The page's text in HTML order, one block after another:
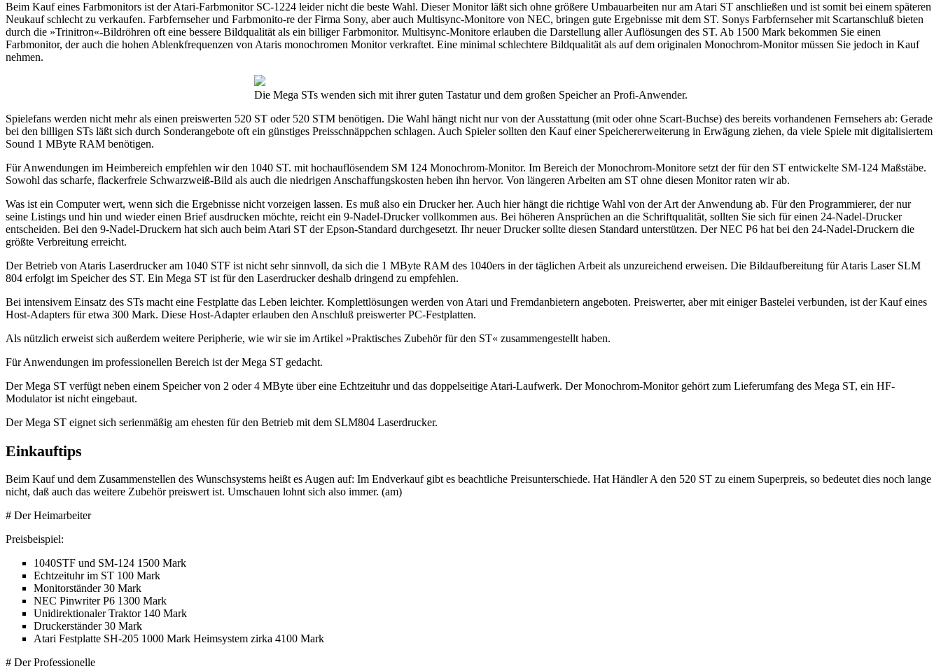
Beim Kauf eines Farbmonitors ist der Atari-Farbmonitor SC-1224 leider nicht die beste Wahl. Dieser Monitor läßt sich ohne größere Umbauarbeiten nur am Atari ST anschließen und ist somit bei einem späteren
Neukauf schlecht zu verkaufen. Farbfernseher und Farbmonito-re der Firma Sony, aber auch Multisync-Monitore von NEC, bringen gute Ergebnisse mit dem ST. Sonys Farbfernseher mit Scartanschluß bieten
durch die »Trinitron«-Bildröhren oft eine bessere Bildqualität als ein billiger Farbmonitor. Multisync-Monitore erlauben die Darstellung aller Auflösungen des ST. Ab 1500 Mark bekommen Sie einen
Farbmonitor, der auch die hohen Ablenkfrequenzen von Ataris monochromen Monitor verkraftet. Eine minimal schlechtere Bildqualität als auf dem originalen Monochrom-Monitor müssen Sie jedoch in Kauf
nehmen.
Die Mega STs wenden sich mit ihrer guten Tastatur und dem großen Speicher an Profi-Anwender.
Spielefans werden nicht mehr als einen preiswerten 520 ST oder 520 STM benötigen. Die Wahl hängt nicht nur von der Ausstattung (mit oder ohne Scart-Buchse) des bereits vorhandenen Fernsehers ab: Gerade
bei den billigen STs läßt sich durch Sonderangebote oft ein günstiges Preisschnäppchen schlagen. Auch Spieler sollten den Kauf einer Speichererweiterung in Erwägung ziehen, da viele Spiele mit digitalisiertem
Sound 1 MByte RAM benötigen.
Für Anwendungen im Heimbereich empfehlen wir den 1040 ST. mit hochauflösendem SM 124 Monochrom-Monitor. Im Bereich der Monochrom-Monitore setzt der für den ST entwickelte SM-124 Maßstäbe.
Sowohl das scharfe, flackerfreie Schwarzweiß-Bild als auch die niedrigen Anschaffungskosten heben ihn hervor. Von längeren Arbeiten am ST ohne diesen Monitor raten wir ab.
Was ist ein Computer wert, wenn sich die Ergebnisse nicht vorzeigen lassen. Es muß also ein Drucker her. Auch hier hängt die richtige Wahl von der Art der Anwendung ab. Für den Programmierer, der nur
seine Listings und hin und wieder einen Brief ausdrucken möchte, reicht ein 9-Nadel-Drucker vollkommen aus. Bei höheren Ansprüchen an die Schriftqualität, sollten Sie sich für einen 24-Nadel-Drucker
entscheiden. Bei den 9-Nadel-Druckern hat sich auch beim Atari ST der Epson-Standard durchgesetzt. Ihr neuer Drucker sollte diesen Standard unterstützen. Der NEC P6 hat bei den 24-Nadel-Druckern die
größte Verbreitung erreicht.
Der Betrieb von Ataris Laserdrucker am 1040 STF ist nicht sehr sinnvoll, da sich die 1 MByte RAM des 1040ers in der täglichen Arbeit als unzureichend erweisen. Die Bildaufbereitung für Ataris Laser SLM
804 erfolgt im Speicher des ST. Ein Mega ST ist für den Laserdrucker deshalb dringend zu empfehlen.
Bei intensivem Einsatz des STs macht eine Festplatte das Leben leichter. Komplettlösungen werden von Atari und Fremdanbietern angeboten. Preiswerter, aber mit einiger Bastelei verbunden, ist der Kauf eines
Host-Adapters für etwa 300 Mark. Diese Host-Adapter erlauben den Anschluß preiswerter PC-Festplatten.
Als nützlich erweist sich außerdem weitere Peripherie, wie wir sie im Artikel »Praktisches Zubehör für den ST« zusammengestellt haben.
Für Anwendungen im professionellen Bereich ist der Mega ST gedacht.
Der Mega ST verfügt neben einem Speicher von 2 oder 4 MByte über eine Echtzeituhr und das doppelseitige Atari-Laufwerk. Der Monochrom-Monitor gehört zum Lieferumfang des Mega ST, ein HF-
Modulator ist nicht eingebaut.
Der Mega ST eignet sich serienmäßig am ehesten für den Betrieb mit dem SLM804 Laserdrucker.
Einkauftips
Beim Kauf und dem Zusammenstellen des Wunschsystems heißt es Augen auf: Im Endverkauf gibt es beachtliche Preisunterschiede. Hat Händler A den 520 ST zu einem Superpreis, so bedeutet dies noch lange
nicht, daß auch das weitere Zubehör preiswert ist. Umschauen lohnt sich also immer. (am)
# Der Heimarbeiter
Preisbeispiel:
1040STF und SM-124 1500 Mark
Echtzeituhr im ST 100 Mark
Monitorständer 30 Mark
NEC Pinwriter P6 1300 Mark
Unidirektionaler Traktor 140 Mark
Druckerständer 30 Mark
Atari Festplatte SH-205 1000 Mark Heimsystem zirka 4100 Mark
# Der Professionelle